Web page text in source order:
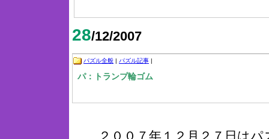
28/12/2007
パズル全般 | パズル記事 |
パ：トランプ輪ゴム
２００７年１２月２７日はパ